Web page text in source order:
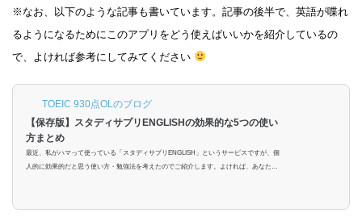
※なお、以下のような記事も書いています。記事の後半で、英語が喋れ
るようになるためにこのアプリをどう使えばいいかを紹介しているの
で、よければ参考にしてみてください
TOEIC 930点OLのブログ
【保存版】スタディサプリENGLISHの効果的な5つの使い
方まとめ
最近、私がハマって使っている「スタディサプリENGLISH」というサービスですが、個
人的に効果的だと思う使い方・勉強法を考えたのでご紹介します。よければ、あなたの
トと「スピーキング」パートの2つにわかれています。まずは「リスニング」パートの